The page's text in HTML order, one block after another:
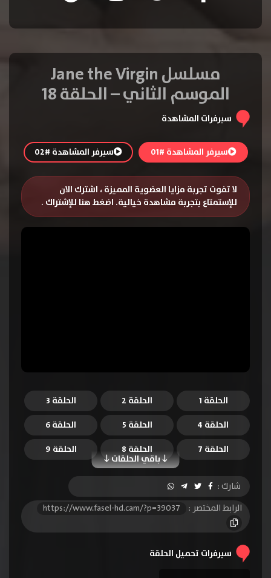
مسلسل Jane the Virgin
الموسم الثاني – الحلقة 18
سيرفرات المشاهدة
سيرفر المشاهدة #01 سيرفر المشاهدة #02
لا تفوت تجربة مزايا العضوية المميزة ، اشترك الان
للإستمتاع بتجربة مشاهدة خيالية. اضغط هنا للإشتراك .
الحلقة 1 الحلقة 2
الحلقة 3
الحلقة 4
الحلقة 5 الحلقة 6
باقي الحلقات
الحلقة 7 الحلقة 8
الحلقة 9
الحلقة 10
الحلقة 11
الحلقة 13
الحلقة 14
الحلقة 15
شارك :
الرابط المختصر :
https://www.fasel-hd.cam/?p=39037
سيرفرات تحميل الحلقة